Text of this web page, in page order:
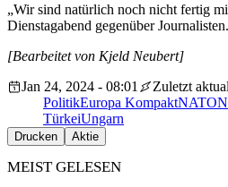
„Wir sind natürlich noch nicht fertig
Dienstagabend gegenüber Journalisten.
[Bearbeitet von Kjeld Neubert]
Jan 24, 2024 - 08:01
Zuletzt
PolitikEuropa KompaktNATO
TürkeiUngarn
Drucken Aktie
MEIST GELESEN